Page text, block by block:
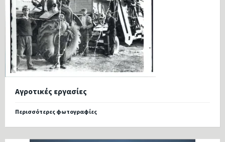
Αγροτικές εργασίες
Περισσότερες φωτογραφίες